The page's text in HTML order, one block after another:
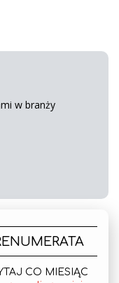
w branży
wydaniu
CO MIESIĄC